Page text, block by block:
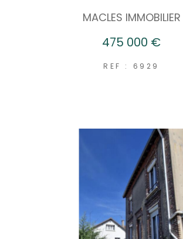
MACLES IMMOBILIER
475 000 €
REF : 6929